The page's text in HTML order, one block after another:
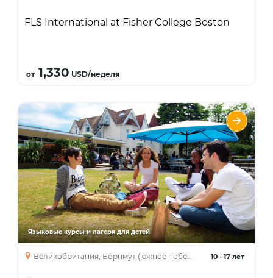
FLS International at Fisher College Boston
от1,330 USD/неделя
Языковые курсы и лагеря для детей
10 - 17 лет
Великобритания, Борнмут (южное побережье Англии)
Летние языковые программы для детей
и подростков с Anglo-Continental в
Борнмуте
Описание
Курсы
Языки
собственный кампус, расположение в
красивом курортном городе, есть
программы на зимние и весенние
каникулы.